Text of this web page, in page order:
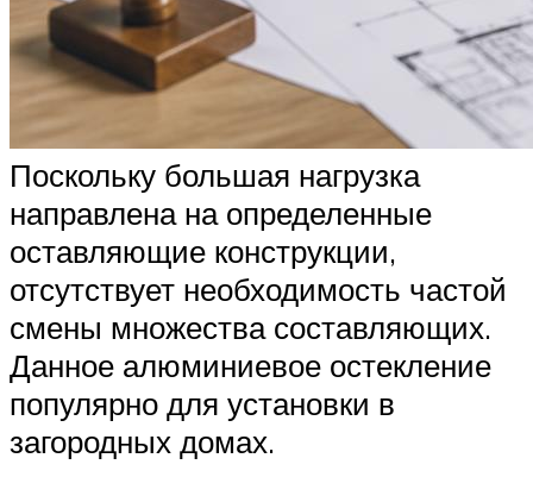
Поскольку большая нагрузка
направлена на определенные
оставляющие конструкции,
отсутствует необходимость частой
смены множества составляющих.
Данное алюминиевое остекление
популярно для установки в
загородных домах.